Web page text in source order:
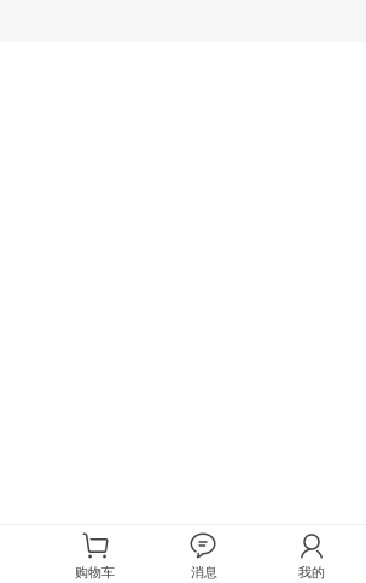
购物车 消息 我的